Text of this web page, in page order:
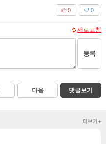
0
0
새로고침
등록
다음 댓글보기
더보기+